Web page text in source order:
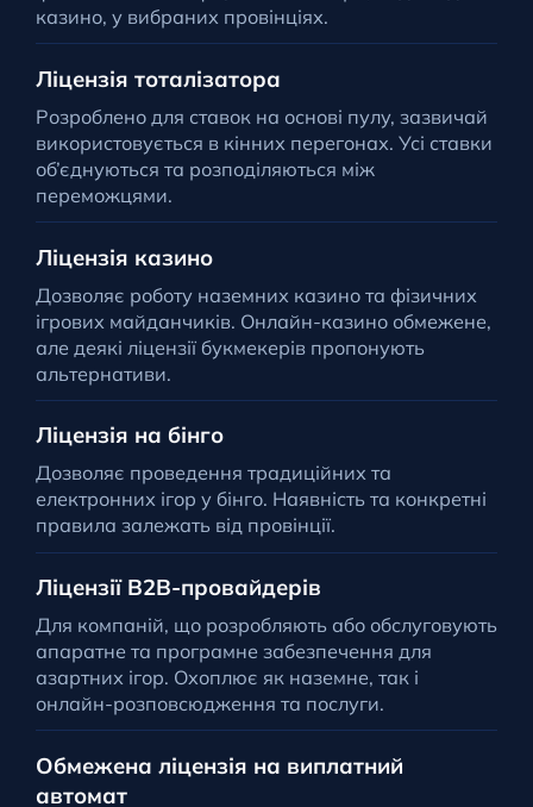
казино, у вибраних провінціях.
Ліцензія тоталізатора
Розроблено для ставок на основі пулу, зазвичай
використовується в кінних перегонах. Усі ставки
об’єднуються та розподіляються між
переможцями.
Ліцензія казино
Дозволяє роботу наземних казино та фізичних
ігрових майданчиків. Онлайн-казино обмежене,
але деякі ліцензії букмекерів пропонують
альтернативи.
Ліцензія на бінго
Дозволяє проведення традиційних та
електронних ігор у бінго. Наявність та конкретні
правила залежать від провінції.
Ліцензії B2B-провайдерів
Для компаній, що розробляють або обслуговують
апаратне та програмне забезпечення для
азартних ігор. Охоплює як наземне, так і
онлайн-розповсюдження та послуги.
Обмежена ліцензія на виплатний
автомат